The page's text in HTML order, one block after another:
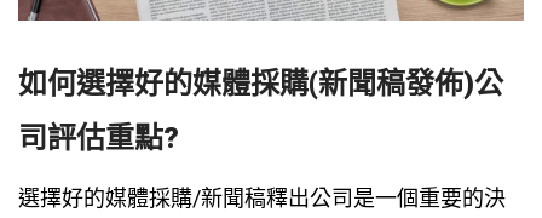
如何選擇好的媒體採購(新聞稿發佈)公
司評估重點?
選擇好的媒體採購/新聞稿釋出公司是一個重要的決